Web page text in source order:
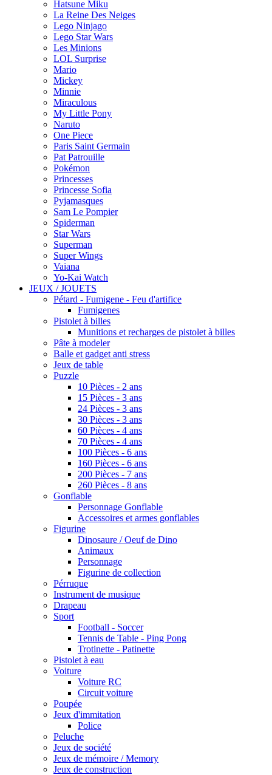
Hatsune Miku
La Reine Des Neiges
Lego Ninjago
Lego Star Wars
Les Minions
LOL Surprise
Mario
Mickey
Minnie
Miraculous
My Little Pony
Naruto
One Piece
Paris Saint Germain
Pat Patrouille
Pokémon
Princesses
Princesse Sofia
Pyjamasques
Sam Le Pompier
Spiderman
Star Wars
Superman
Super Wings
Vaiana
Yo-Kai Watch
JEUX / JOUETS
Pétard - Fumigene - Feu d'artifice
Fumigenes
Pistolet à billes
Munitions et recharges de pistolet à billes
Pâte à modeler
Balle et gadget anti stress
Jeux de table
Puzzle
10 Pièces - 2 ans
15 Pièces - 3 ans
24 Pièces - 3 ans
30 Pièces - 3 ans
60 Pièces - 4 ans
70 Pièces - 4 ans
100 Pièces - 6 ans
160 Pièces - 6 ans
200 Pièces - 7 ans
260 Pièces - 8 ans
Gonflable
Personnage Gonflable
Accessoires et armes gonflables
Figurine
Dinosaure / Oeuf de Dino
Animaux
Personnage
Figurine de collection
Pérruque
Instrument de musique
Drapeau
Sport
Football - Soccer
Tennis de Table - Ping Pong
Trotinette - Patinette
Pistolet à eau
Voiture
Voiture RC
Circuit voiture
Poupée
Jeux d'immitation
Police
Peluche
Jeux de société
Jeux de mémoire / Memory
Jeux de construction